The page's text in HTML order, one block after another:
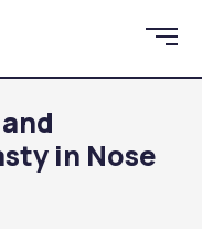
in Nose